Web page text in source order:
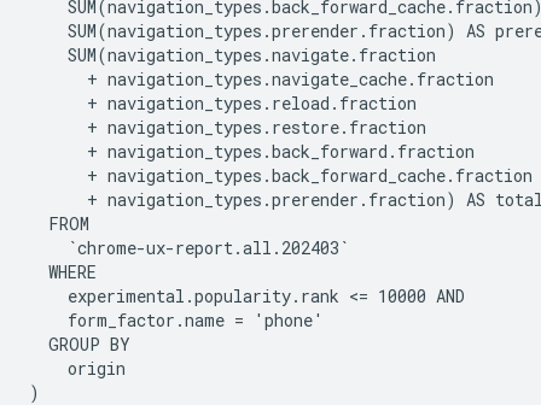
SUM(navigation_types.prerender.fraction) AS
    SUM(navigation_types.navigate.fraction
      + navigation_types.navigate_cache.fraction
      + navigation_types.reload.fraction
      + navigation_types.restore.fraction
      + navigation_types.back_forward.fraction
      + navigation_types.back_forward_cache.fraction
+ navigation_types.prerender.fraction) AS
  FROM
    `chrome-ux-report.all.202403`
  WHERE
    experimental.popularity.rank <= 10000 AND
    form_factor.name = 'phone'
  GROUP BY
    origin
)